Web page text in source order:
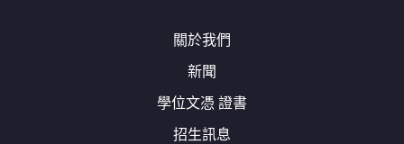
關於我們
新聞
學位文憑 證書
招生訊息